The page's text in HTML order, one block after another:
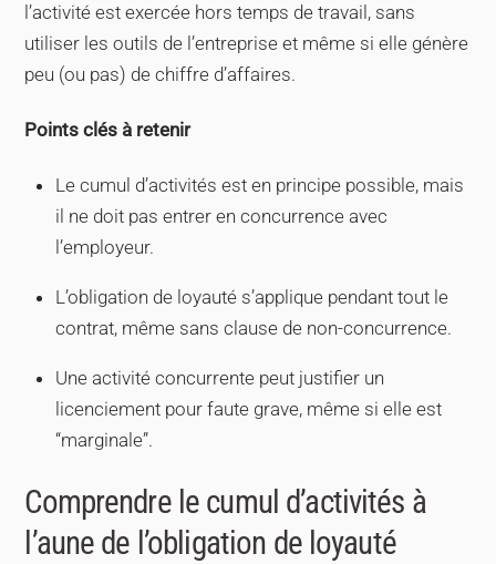
l’activité est exercée hors temps de travail, sans
utiliser les outils de l’entreprise et même si elle génère
peu (ou pas) de chiffre d’affaires.
Points clés à retenir
Le cumul d’activités est en principe possible, mais
il ne doit pas entrer en concurrence avec
l’employeur.
L’obligation de loyauté s’applique pendant tout le
contrat, même sans clause de non-concurrence.
Une activité concurrente peut justifier un
licenciement pour faute grave, même si elle est
“marginale”.
Comprendre le cumul d’activités à
l’aune de l’obligation de loyauté